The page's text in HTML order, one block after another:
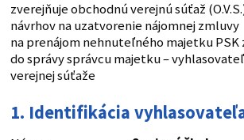
zverejňuje obchodnú verejnú súťaž
návrhov na uzatvorenie nájomnej zmluvy
na prenájom nehnuteľného majetku PSK
do správy správcu majetku –
verejnej súťaže
1. Identifikácia